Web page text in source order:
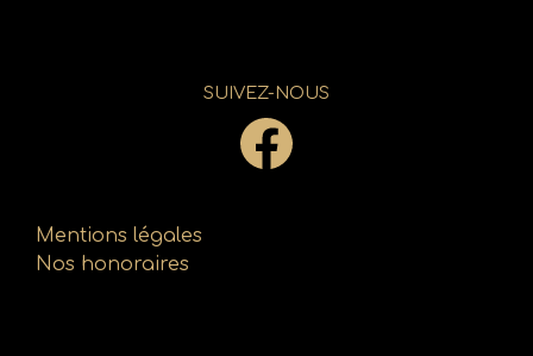
SUIVEZ-NOUS
Mentions légales
Nos honoraires